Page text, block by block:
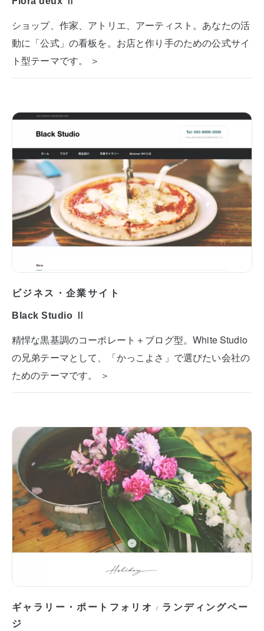
ショップ、作家、アトリエ、アーティスト。あなたの活
動に「公式」の看板を。お店と作り手のための公式サイ
ト型テーマです。 ＞
ビジネス・企業サイト
Black Studio Ⅱ
精悍な黒基調のコーポレート＋ブログ型。White Studio
の兄弟テーマとして、「かっこよさ」で選びたい会社の
ためのテーマです。 ＞
ギャラリー・ポートフォリオ / ランディングペー
ジ